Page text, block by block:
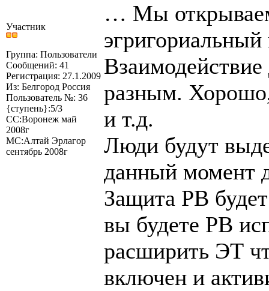
Участник
Группа: Пользователи
Сообщений: 41
Регистрация: 27.1.2009
Из: Белгород Россия
Пользователь №: 36
{ступень}:5/3
СС:Воронеж май
2008г
МС:Алтай Эрлагор
сентябрь 2008г
… Мы
разным. Хорошо,
и т.д.
Люди будут
данный момент
Защита РВ
вы будете РВ
расширить ЭТ
включен и